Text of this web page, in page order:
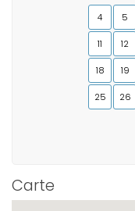
4 5
11 12
18 19
25 26
Carte